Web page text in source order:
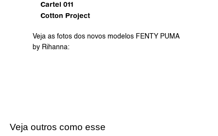
Cartel 011
Cotton Project
Veja as fotos dos novos modelos FENTY PUMA
by Rihanna:
Veja outros como esse